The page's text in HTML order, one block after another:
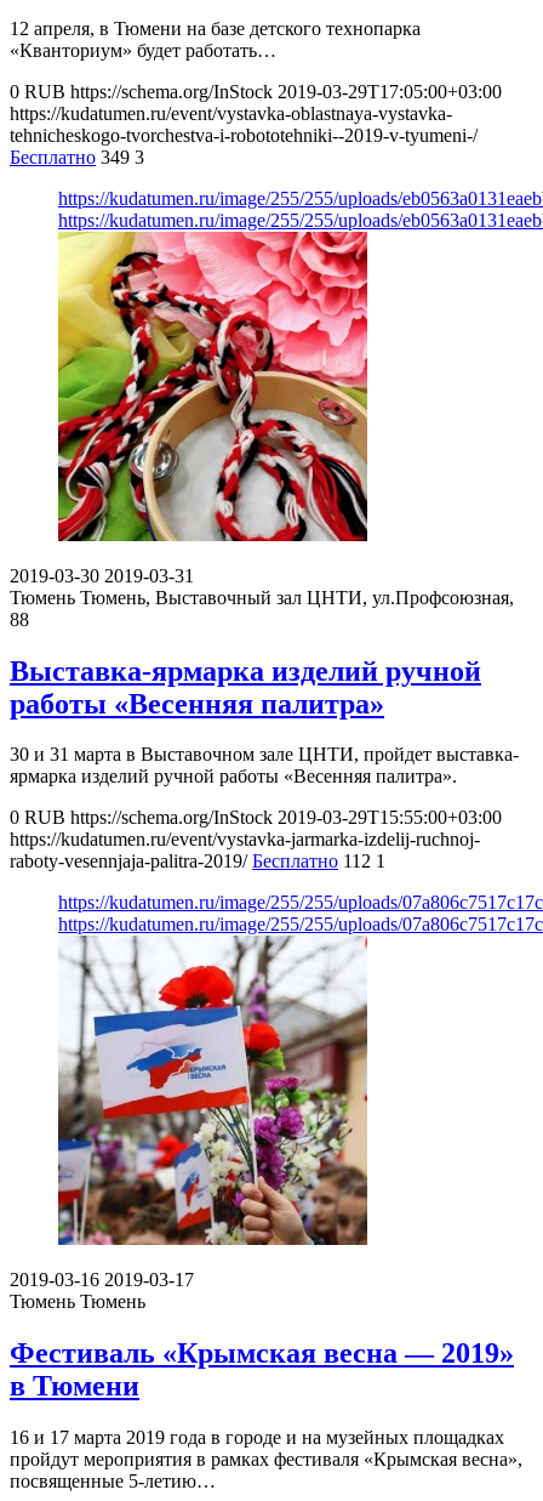
12 апреля, в Тюмени на базе детского технопарка
«Кванториум» будет работать…
0 RUB https://schema.org/InStock 2019-03-29T17:05:00+03:00
https://kudatumen.ru/event/vystavka-oblastnaya-vystavka-
tehnicheskogo-tvorchestva-i-robototehniki--2019-v-tyumeni-/
Бесплатно 349 3
https://kudatumen.ru/image/255/255/uploads/
https://kudatumen.ru/image/255/255/uploads/
2019-03-30 2019-03-31
Тюмень Тюмень, Выставочный зал ЦНТИ, ул.Профсоюзная,
88
Выставка-ярмарка изделий ручной
работы «Весенняя палитра»
30 и 31 марта в Выставочном зале ЦНТИ, пройдет выставка-
ярмарка изделий ручной работы «Весенняя палитра».
0 RUB https://schema.org/InStock 2019-03-29T15:55:00+03:00
https://kudatumen.ru/event/vystavka-jarmarka-izdelij-ruchnoj-
raboty-vesennjaja-palitra-2019/ Бесплатно 112 1
https://kudatumen.ru/image/255/255/uploads/
https://kudatumen.ru/image/255/255/uploads/
2019-03-16 2019-03-17
Тюмень Тюмень
Фестиваль «Крымская весна — 2019»
в Тюмени
16 и 17 марта 2019 года в городе и на музейных площадках
пройдут мероприятия в рамках фестиваля «Крымская весна»,
посвященные 5-летию…